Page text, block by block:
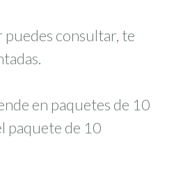
puedes consultar, te
en paquetes de 10
paquete de 10